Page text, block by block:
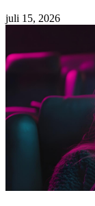
juli 15, 2026